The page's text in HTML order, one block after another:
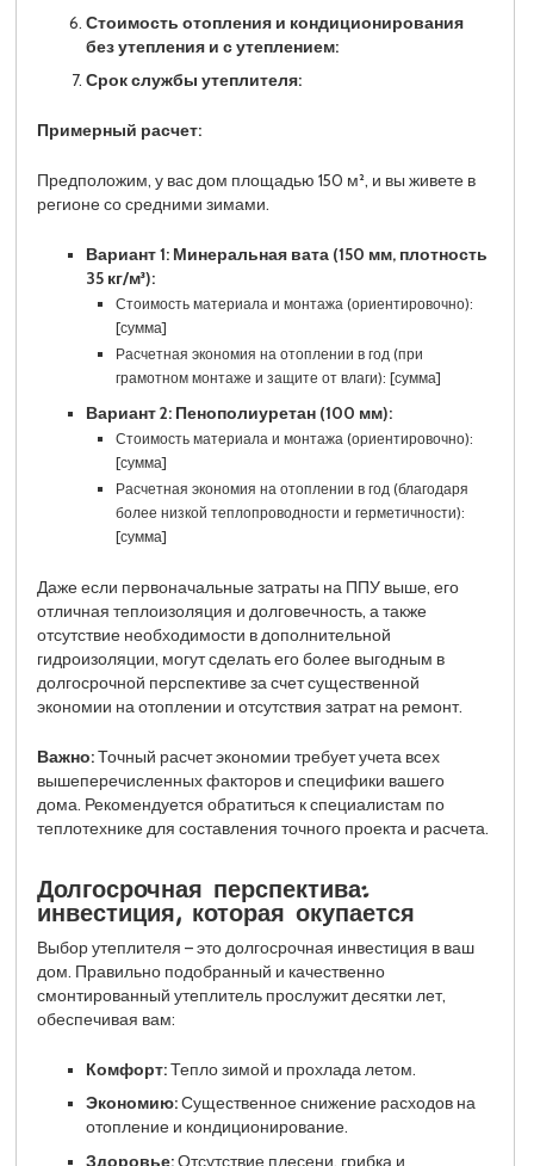
Стоимость отопления и кондиционирования
без утепления и с утеплением:
Срок службы утеплителя:
Примерный расчет:
Предположим, у вас дом площадью 150 м², и вы живете в
регионе со средними зимами.
Вариант 1: Минеральная вата (150 мм, плотность
35 кг/м³):
Стоимость материала и монтажа (ориентировочно):
[сумма]
Расчетная экономия на отоплении в год (при
грамотном монтаже и защите от влаги): [сумма]
Вариант 2: Пенополиуретан (100 мм):
Стоимость материала и монтажа (ориентировочно):
[сумма]
Расчетная экономия на отоплении в год (благодаря
более низкой теплопроводности и герметичности):
[сумма]
Даже если первоначальные затраты на ППУ выше, его
отличная теплоизоляция и долговечность, а также
отсутствие необходимости в дополнительной
гидроизоляции, могут сделать его более выгодным в
долгосрочной перспективе за счет существенной
экономии на отоплении и отсутствия затрат на ремонт.
Важно:Точный расчет экономии требует учета всех
вышеперечисленных факторов и специфики вашего
дома. Рекомендуется обратиться к специалистам по
теплотехнике для составления точного проекта и расчета.
Долгосрочная перспектива:
инвестиция, которая окупается
Выбор утеплителя – это долгосрочная инвестиция в ваш
дом. Правильно подобранный и качественно
смонтированный утеплитель прослужит десятки лет,
обеспечивая вам:
Комфорт:Тепло зимой и прохлада летом.
Экономию:Существенное снижение расходов на
отопление и кондиционирование.
Здоровье:Отсутствие плесени, грибка и